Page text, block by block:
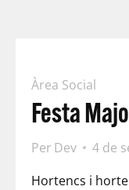
Àrea Social
Festa
Per Dev
4 de
Hortencs i